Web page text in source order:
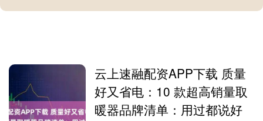
云上速融配资APP下载 质量
好又省电：10 款超高销量取
暖器品牌清单：用过都说好